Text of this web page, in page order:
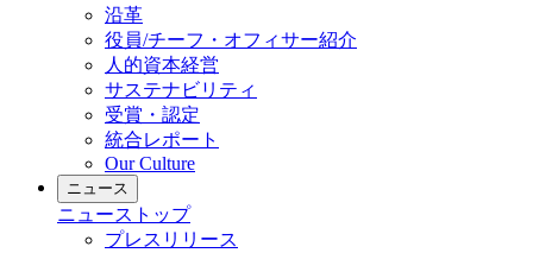
沿革
役員/チーフ・オフィサー紹介
人的資本経営
サステナビリティ
受賞・認定
統合レポート
Our Culture
ニュース
ニュース トップ
プレスリリース